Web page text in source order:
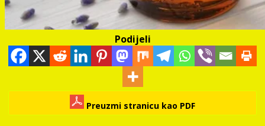
Podijeli
Preuzmi stranicu kao PDF